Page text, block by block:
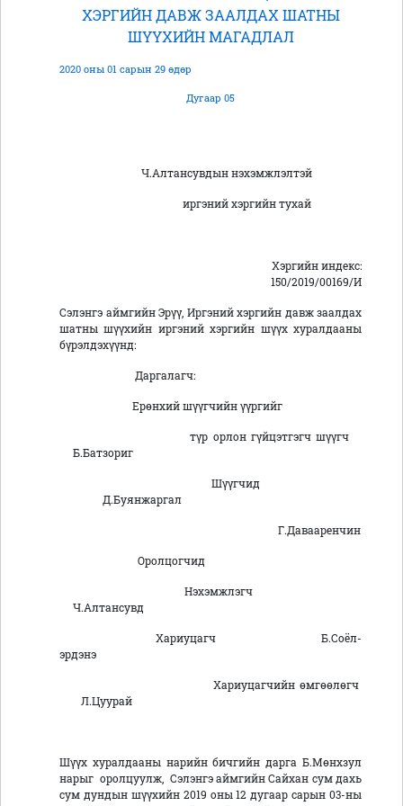
ХЭРГИЙН ДАВЖ ЗААЛДАХ ШАТНЫ
ШҮҮХИЙН МАГАДЛАЛ
2020 оны 01 сарын 29 өдөр
Дугаар 05
Ч.Алтансувдын нэхэмжлэлтэй
иргэний хэргийн тухай
Хэргийн индекс:
150/2019/00169/И
Сэлэнгэ аймгийн Эрүү, Иргэний хэргийн давж заалдах
шатны шүүхийн иргэний хэргийн шүүх хуралдааны
бүрэлдэхүүнд:
Даргалагч:
Ерөнхий шүүгчийн үүргийг
түр орлон гүйцэтгэгч шүүгч
Б.Батзориг
Шүүгчид
Д.Буянжаргал
Г.Давааренчин
Оролцогчид
Нэхэмжлэгч
Ч.Алтансувд
Хариуцагч Б.Соёл-
эрдэнэ
Хариуцагчийн өмгөөлөгч
Л.Цуурай
Шүүх хуралдааны нарийн бичгийн дарга Б.Мөнхзул
нарыг оролцуулж, Сэлэнгэ аймгийн Сайхан сум дахь
сум дундын шүүхийн 2019 оны 12 дугаар сарын 03-ны